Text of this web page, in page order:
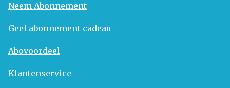
Neem Abonnement
Geef abonnement cadeau
Abovoordeel
Klantenservice